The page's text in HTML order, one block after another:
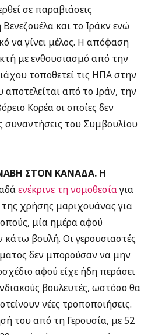
σε παραβιάσεις
και το Ιράκν ενώ
να γίνει μέλος. Η απόφαση
με ενθουσιασμό από την
τοποθετεί τις ΗΠΑ στην
από το Ιράν, την
Κορέα οι οποίες δεν
συναντήσεις του Συμβουλίου
ΣΤΟΝ ΚΑΝΑΔΑ. Η
ενέκρινε τη νομοθεσίαγια
χρήσης μαριχουάνας για
μία ημέρα αφού
κάτω βουλή. Οι γερουσιαστές
δεν μπορούσαν να μην
αφού είχε ήδη περάσει
βουλευτές, ωστόσο θα
νέες τροποποιήσεις.
του από τη Γερουσία, με 52